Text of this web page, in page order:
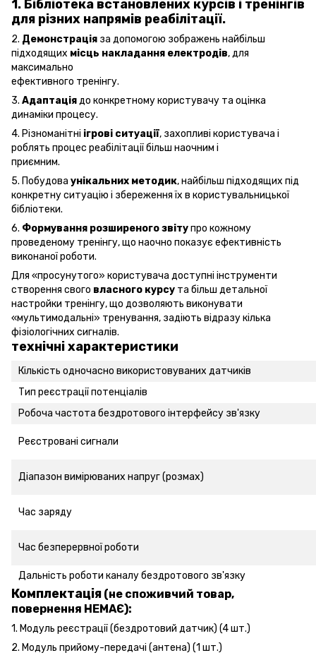
1. Бібліотека встановлених курсів і тренінгів
для різних напрямів реабілітації.
2. Демонстрація за допомогою зображень найбільш
підходящих місць накладання електродів, для
максимально
ефективного тренінгу.
3. Адаптаціядо конкретному користувачу та оцінка
динаміки процесу.
4. Різноманітні ігрові ситуації, захопливі користувача і
роблять процес реабілітації більш наочним і
приємним.
5. Побудова унікальних методик, найбільш підходящих під
конкретну ситуацію і збереження їх в користувальницької
бібліотеки.
6. Формування розширеного звітупро кожному
проведеному тренінгу, що наочно показує ефективність
виконаної роботи.
Для «просунутого» користувача доступні інструменти
створення свого власного курсу та більш детальної
настройки тренінгу, що дозволяють виконувати
«мультимодальні» тренування, задіють відразу кілька
фізіологічних сигналів.
технічні характеристики
Кількість одночасно використовуваних датчиків
Тип реєстрації потенціалів
Робоча частота бездротового інтерфейсу зв'язку
Реєстровані сигнали
Діапазон вимірюваних напруг (розмах)
Час заряду
Час безперервної роботи
Дальність роботи каналу бездротового зв'язку
Комплектація (не споживчий товар,
повернення НЕМАЄ):
1. Модуль реєстрації (бездротовий датчик) (4 шт.)
2. Модуль прийому-передачі (антена) (1 шт.)